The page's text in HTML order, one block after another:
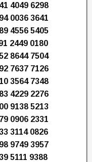
4049 6298
0036 3641
4556 5405
2449 0180
8644 7504
7637 7126
3564 7348
4229 2276
9138 5213
0906 2331
3114 0826
9749 3957
5111 9388